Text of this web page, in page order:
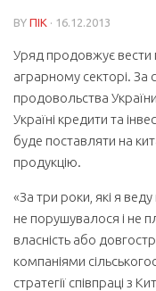
BY ПІК · 16.12.2013
Уряд продовжує вести
аграрному секторі. За
продовольства
Україні кредити та
буде поставляти на
продукцію.
«За три роки, які я
не порушувалося і не
власність або
компаніями
стратегії співпраці з